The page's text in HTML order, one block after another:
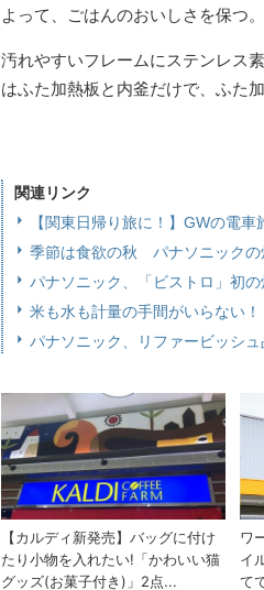
よって、ごはんのおいしさを保つ。
汚れやすいフレームにステンレス
はふた加熱板と内釜だけで、ふた
関連リンク
【関東日帰り旅に！】GWの電
季節は食欲の秋 パナソニックの
パナソニック、「ビストロ」初
米も水も計量の手間がいらない
パナソニック、リファービッシ